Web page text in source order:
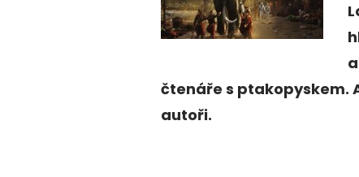
čtenáře s ptakopyskem.
autoři.